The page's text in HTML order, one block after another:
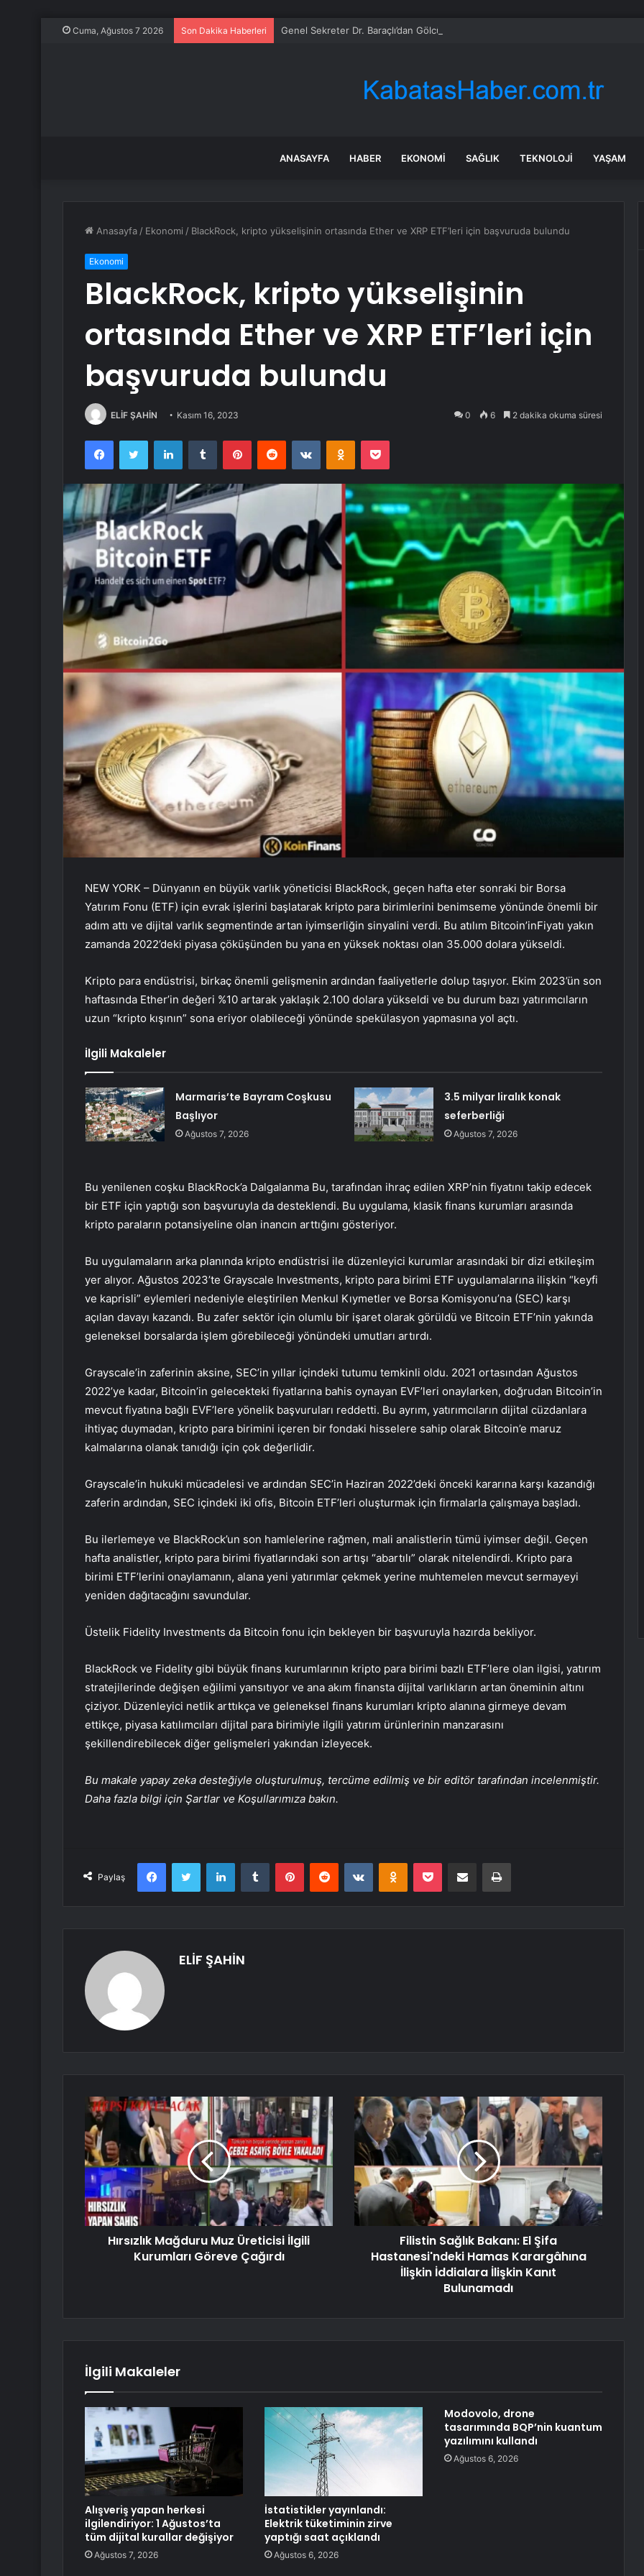
Cuma, Ağustos 7 2026 Son Dakika Haberleri Genel Sekreter Dr. Baraçlı’dan Gölcük’teki projelere yakın takip
ANASAYFA HABER EKONOMI SAĞLIK TEKNOLOJI YAŞAM
Anasayfa / Ekonomi / BlackRock, kripto yükselişinin ortasında Ether ve XRP ETF’leri için başvuruda bulundu
Ekonomi
BlackRock, kripto yükselişinin
ortasında Ether ve XRP ETF’leri için
başvuruda bulundu
ELİF ŞAHİN Kasım 16, 2023 0 6 2 dakika okuma süresi
FacebookTwitter LinkedInTumblr PinterestReddit VKontakteOdnoklassniki
Pocket
NEW YORK – Dünyanın en büyük varlık yöneticisi BlackRock, geçen hafta eter sonraki bir Borsa
Yatırım Fonu (ETF) için evrak işlerini başlatarak kripto para birimlerini benimseme yönünde önemli bir
adım attı ve dijital varlık segmentinde artan iyimserliğin sinyalini verdi. Bu atılım Bitcoin’inFiyatı yakın
zamanda 2022’deki piyasa çöküşünden bu yana en yüksek noktası olan 35.000 dolara yükseldi.
Kripto para endüstrisi, birkaç önemli gelişmenin ardından faaliyetlerle dolup taşıyor. Ekim 2023’ün son
haftasında Ether’in değeri %10 artarak yaklaşık 2.100 dolara yükseldi ve bu durum bazı yatırımcıların
uzun “kripto kışının” sona eriyor olabileceği yönünde spekülasyon yapmasına yol açtı.
İlgili Makaleler
Marmaris’te Bayram Coşkusu
Başlıyor
Ağustos 7, 2026
3.5 milyar liralık konak
seferberliği
Ağustos 7, 2026
Bu yenilenen coşku BlackRock’a Dalgalanma Bu, tarafından ihraç edilen XRP’nin fiyatını takip edecek
bir ETF için yaptığı son başvuruyla da desteklendi. Bu uygulama, klasik finans kurumları arasında
kripto paraların potansiyeline olan inancın arttığını gösteriyor.
Bu uygulamaların arka planında kripto endüstrisi ile düzenleyici kurumlar arasındaki bir dizi etkileşim
yer alıyor. Ağustos 2023’te Grayscale Investments, kripto para birimi ETF uygulamalarına ilişkin “keyfi
ve kaprisli” eylemleri nedeniyle eleştirilen Menkul Kıymetler ve Borsa Komisyonu’na (SEC) karşı
açılan davayı kazandı. Bu zafer sektör için olumlu bir işaret olarak görüldü ve Bitcoin ETF’nin yakında
geleneksel borsalarda işlem görebileceği yönündeki umutları artırdı.
Grayscale’in zaferinin aksine, SEC’in yıllar içindeki tutumu temkinli oldu. 2021 ortasından Ağustos
2022’ye kadar, Bitcoin’in gelecekteki fiyatlarına bahis oynayan EVF’leri onaylarken, doğrudan Bitcoin’in
mevcut fiyatına bağlı EVF’lere yönelik başvuruları reddetti. Bu ayrım, yatırımcıların dijital cüzdanlara
ihtiyaç duymadan, kripto para birimini içeren bir fondaki hisselere sahip olarak Bitcoin’e maruz
kalmalarına olanak tanıdığı için çok değerlidir.
Grayscale’in hukuki mücadelesi ve ardından SEC’in Haziran 2022’deki önceki kararına karşı kazandığı
zaferin ardından, SEC içindeki iki ofis, Bitcoin ETF’leri oluşturmak için firmalarla çalışmaya başladı.
Bu ilerlemeye ve BlackRock’un son hamlelerine rağmen, mali analistlerin tümü iyimser değil. Geçen
hafta analistler, kripto para birimi fiyatlarındaki son artışı “abartılı” olarak nitelendirdi. Kripto para
birimi ETF’lerini onaylamanın, alana yeni yatırımlar çekmek yerine muhtemelen mevcut sermayeyi
yeniden dağıtacağını savundular.
Üstelik Fidelity Investments da Bitcoin fonu için bekleyen bir başvuruyla hazırda bekliyor.
BlackRock ve Fidelity gibi büyük finans kurumlarının kripto para birimi bazlı ETF’lere olan ilgisi, yatırım
stratejilerinde değişen eğilimi yansıtıyor ve ana akım finansta dijital varlıkların artan öneminin altını
çiziyor. Düzenleyici netlik arttıkça ve geleneksel finans kurumları kripto alanına girmeye devam
ettikçe, piyasa katılımcıları dijital para birimiyle ilgili yatırım ürünlerinin manzarasını
şekillendirebilecek diğer gelişmeleri yakından izleyecek.
Bu makale yapay zeka desteğiyle oluşturulmuş, tercüme edilmiş ve bir editör tarafından incelenmiştir.
Daha fazla bilgi için Şartlar ve Koşullarımıza bakın.
Paylaş
FacebookTwitter LinkedInTumblr PinterestReddit VKontakteOdnoklassniki
Pocket E-Posta ile paylaş Yazdır
ELİF ŞAHİN
Hırsızlık Mağduru Muz Üreticisi İlgili
Kurumları Göreve Çağırdı
Filistin Sağlık Bakanı: El Şifa
Hastanesi'ndeki Hamas Karargâhına
İlişkin İddialara İlişkin Kanıt
Bulunamadı
İlgili Makaleler
Alışveriş yapan herkesi
ilgilendiriyor: 1 Ağustos’ta
tüm dijital kurallar değişiyor
Ağustos 7, 2026
İstatistikler yayınlandı:
Elektrik tüketiminin zirve
yaptığı saat açıklandı
Ağustos 6, 2026
Modovolo, drone
tasarımında BQP’nin kuantum
yazılımını kullandı
Ağustos 6, 2026